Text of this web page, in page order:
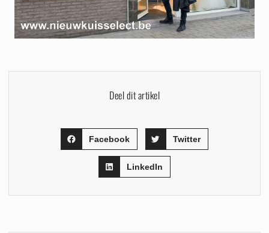
Deel dit artikel
Facebook Twitter
LinkedIn